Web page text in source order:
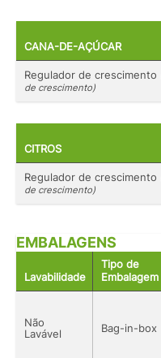
CANA-DE-AÇÚCAR
Regulador de crescimento
de crescimento)
CITROS
Regulador de crescimento
de crescimento)
EMBALAGENS
Lavabilidade
Tipo de
Embalagem
Não
Lavável
Bag-in-box